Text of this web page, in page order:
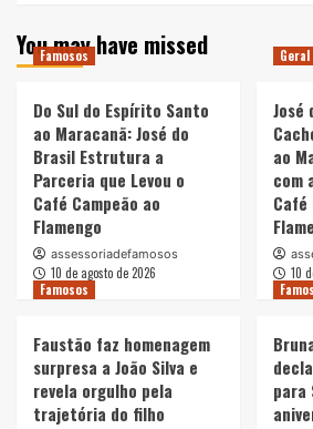
You may have missed
Famosos
Do Sul do Espírito Santo
ao Maracanã: José do
Brasil Estrutura a
Parceria que Levou o
Café Campeão ao
Flamengo
assessoriadefamosos
10 de agosto de 2026
Geral
José
ao
com
Café
10
Famosos
Faustão faz homenagem
surpresa a João Silva e
revela orgulho pela
trajetória do filho
para